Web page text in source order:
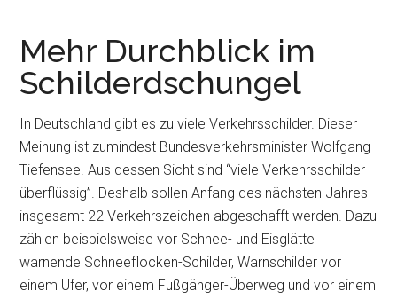
Mehr Durchblick im
Schilderdschungel
In Deutschland gibt es zu viele Verkehrsschilder. Dieser
Meinung ist zumindest Bundesverkehrsminister Wolfgang
Tiefensee. Aus dessen Sicht sind “viele Verkehrsschilder
überflüssig”. Deshalb sollen Anfang des nächsten Jahres
insgesamt 22 Verkehrszeichen abgeschafft werden. Dazu
zählen beispielsweise vor Schnee- und Eisglätte
warnende Schneeflocken-Schilder, Warnschilder vor
einem Ufer, vor einem Fußgänger-Überweg und vor einem